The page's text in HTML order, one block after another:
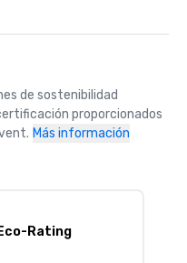
de sostenibilidad
proporcionados
Más información
Rating